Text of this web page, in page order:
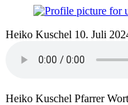
Heiko Kuschel 10. Juli
Heiko Kuschel Pfarrer